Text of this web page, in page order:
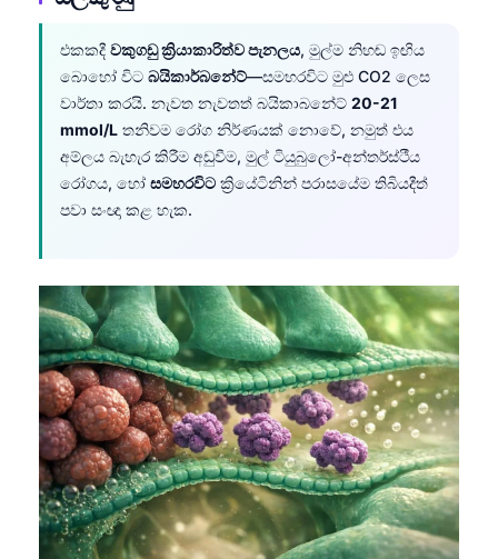
එකකදී වකුගඩු ක්‍රියාකාරිත්ව පැනලය, මුල්ම නිහඬ ඉඟිය
බොහෝ විට බයිකාර්බනේට්—සමහරවිට මුළු CO2 ලෙස
වාර්තා කරයි. නැවත නැවතත් බයිකාබනේට් 20-21
mmol/L තනිවම රෝග නිර්ණයක් නොවේ, නමුත් එය
අම්ලය බැහැර කිරීම අඩුවීම, මුල් ටියුබුලෝ-අන්තර්ස්ථීය
රෝගය, හෝ සමහරවිට ක්‍රියේටිනින් පරාසයේම තිබියදීත්
පවා සංඥා කළ හැක.